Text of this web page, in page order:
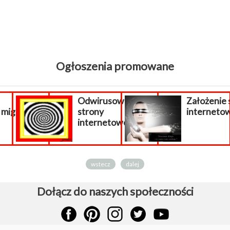
Ogłoszenia promowane
Odwirusowanie
strony
internetowej...
Założenie sklepu
internetowego.
wstecz dalej
Dołącz do naszych społeczności